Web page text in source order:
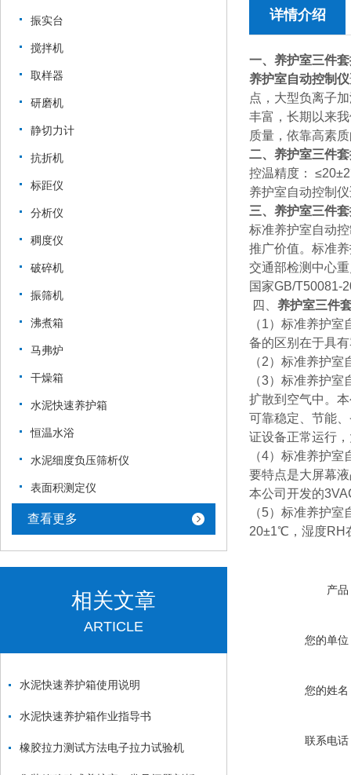
振实台
搅拌机
取样器
研磨机
静切力计
抗折机
标距仪
分析仪
稠度仪
破碎机
振筛机
沸煮箱
马弗炉
干燥箱
水泥快速养护箱
恒温水浴
水泥细度负压筛析仪
表面积测定仪
查看更多
相关文章
ARTICLE
水泥快速养护箱使用说明
水泥快速养护箱作业指导书
橡胶拉力测试方法电子拉力试验机
详情介绍
一、养护室三件
养护室自动控制仪
点，大型负离子
丰富，长期以来
质量，依靠高素
二、养护室三件
控温精度：
养护室自动控制
三、养护室三件
标准养护室自动
推广价值。标准
交通部检测中心
国家GB/T50081-
四、 养护室三件
（1）标准养护
备的区别在于具
（2）标准养护
（3）标准养护
扩散到空气中。
可靠稳定、节能
证设备正常运行
（4）标准养护
要特点是大屏幕
本公司开发的
（5）标准养护
20±1℃，湿度RH
产品
您的单位
您的姓名
联系电话